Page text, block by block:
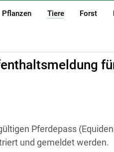
Pflanzen Tiere
(current)1
Forst
Pferdepass
und gemeldet werden.